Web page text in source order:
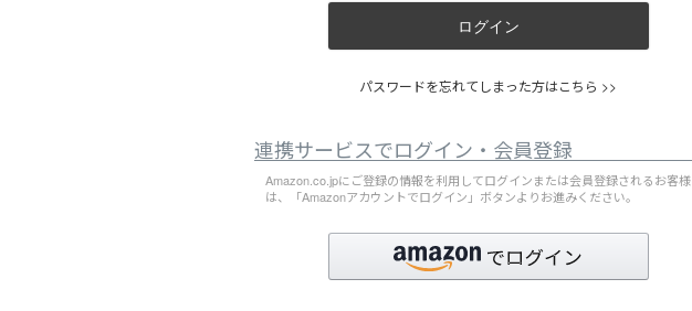
ログイン
パスワードを忘れてしまった方はこちら >>
連携サービスでログイン・会員登録
Amazon.co.jpにご登録の情報を利用してログインまたは会員登録されるお客様
は、「Amazonアカウントでログイン」ボタンよりお進みください。